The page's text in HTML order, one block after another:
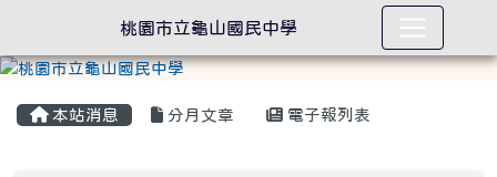
本站消息 分月文章 電子報列表
桃園市立龜山國民中學